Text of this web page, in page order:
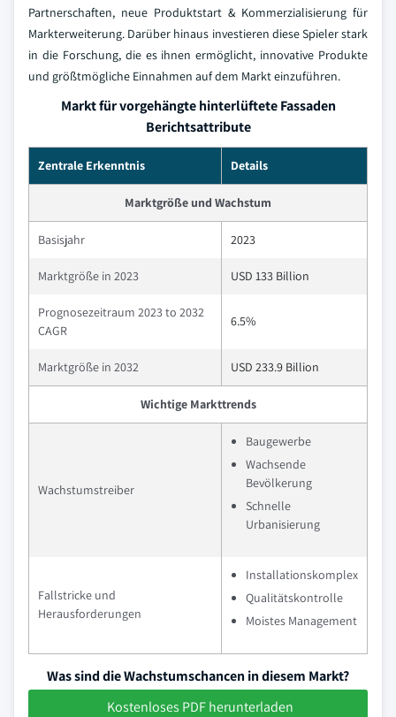
Partnerschaften, neue Produktstart & Kommerzialisierung für
Markterweiterung. Darüber hinaus investieren diese Spieler stark
in die Forschung, die es ihnen ermöglicht, innovative Produkte
und größtmögliche Einnahmen auf dem Markt einzuführen.
Markt für vorgehängte hinterlüftete Fassaden
Berichtsattribute
Zentrale Erkenntnis Details
Marktgröße und Wachstum
Basisjahr 2023
Marktgröße in 2023 USD 133 Billion
Prognosezeitraum 2023 to 2032
CAGR
6.5%
Marktgröße in 2032 USD 233.9 Billion
Wichtige Markttrends
Wachstumstreiber
Baugewerbe
Wachsende
Bevölkerung
Schnelle
Urbanisierung
Fallstricke und
Herausforderungen
Installationskomplex
Qualitätskontrolle
Moistes Management
Was sind die Wachstumschancen in diesem Markt?
Kostenloses PDF herunterladen